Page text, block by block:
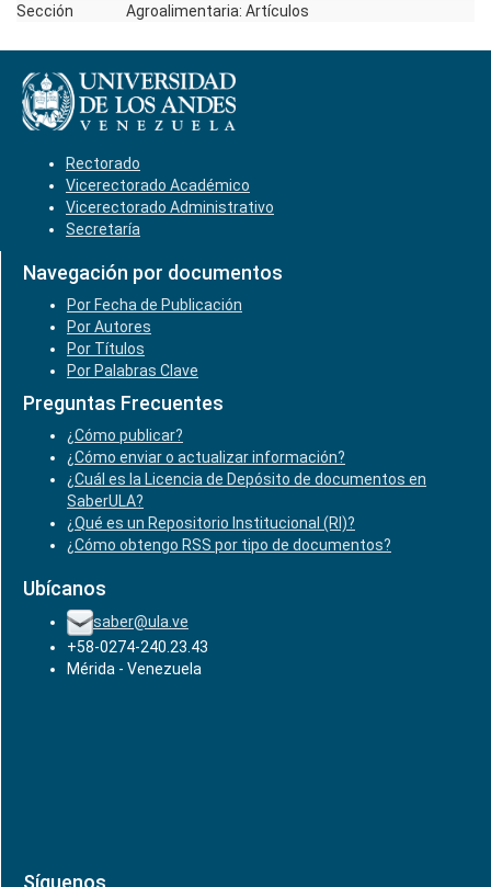
Sección Agroalimentaria: Artículos
Rectorado
Vicerectorado Académico
Vicerectorado Administrativo
Secretaría
Navegación por documentos
Por Fecha de Publicación
Por Autores
Por Títulos
Por Palabras Clave
Preguntas Frecuentes
¿Cómo publicar?
¿Cómo enviar o actualizar información?
¿Cuál es la Licencia de Depósito de documentos en
SaberULA?
¿Qué es un Repositorio Institucional (RI)?
¿Cómo obtengo RSS por tipo de documentos?
Ubícanos
saber@ula.ve
+58-0274-240.23.43
Mérida - Venezuela
Síguenos